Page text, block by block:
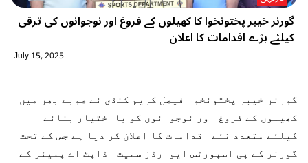
گورنر خیبر پختونخوا کا کھیلوں کے فروغ اور نوجوانوں کی ترقی
کیلئے بڑے اقدامات کا اعلان
July 15, 2025
گورنر خیبر پختونخوا فیصل کریم کنڈی نے صوبے بھر میں
کھیلوں کے فروغ اور نوجوانوں کو بااختیار بنانے
کیلئے متعدد نئے اقدامات کا اعلان کر دیا ہے جس کے تحت
گورنر کے پی اسپورٹس ایوارڈز سمیت اڈاپٹ اے پلیئر کے